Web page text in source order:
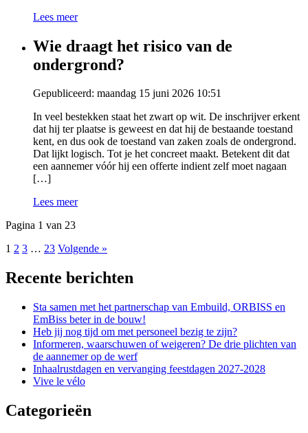
Lees meer
Wie draagt het risico van de
ondergrond?
Gepubliceerd: maandag 15 juni 2026 10:51
In veel bestekken staat het zwart op wit. De inschrijver erkent
dat hij ter plaatse is geweest en dat hij de bestaande toestand
kent, en dus ook de toestand van zaken zoals de ondergrond.
Dat lijkt logisch. Tot je het concreet maakt. Betekent dit dat
een aannemer vóór hij een offerte indient zelf moet nagaan
[…]
Lees meer
Pagina 1 van 23
1 2 3 … 23 Volgende »
Recente berichten
Sta samen met het partnerschap van Embuild, ORBISS en
EmBiss beter in de bouw!
Heb jij nog tijd om met personeel bezig te zijn?
Informeren, waarschuwen of weigeren? De drie plichten van
de aannemer op de werf
Inhaalrustdagen en vervanging feestdagen 2027-2028
Vive le vélo
Categorieën